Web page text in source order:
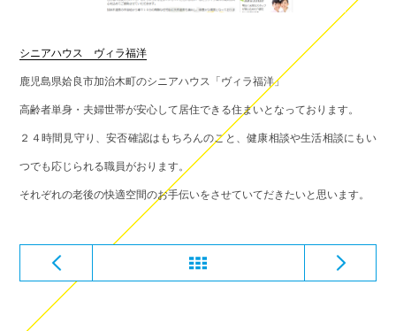
シニアハウス ヴィラ福洋
鹿児島県姶良市加治木町のシニアハウス「ヴィラ福洋」
高齢者単身・夫婦世帯が安心して居住できる住まいとなっております。
２４時間見守り、安否確認はもちろんのこと、健康相談や生活相談にもい
つでも応じられる職員がおります。
それぞれの老後の快適空間のお手伝いをさせていてだきたいと思います。